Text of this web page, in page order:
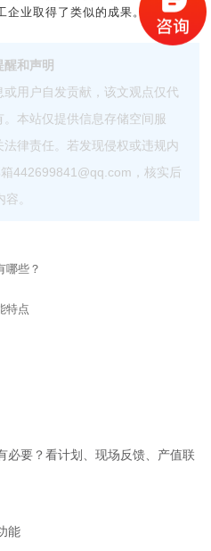
业取得了类似的成果。
醒和声明
用户自发贡献，该文观点仅代
本站仅提供信息存储空间服
律责任。若发现侵权或违规内
442699841@qq.com，核实后
。
哪些？
特点
必要？看计划、现场反馈、产值联
能